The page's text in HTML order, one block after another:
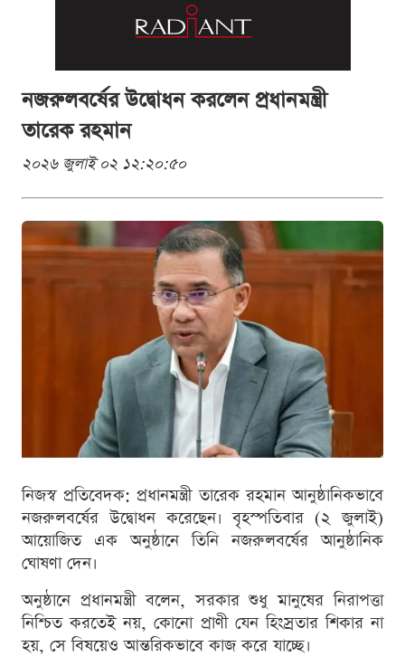
নজরুলবর্ষের উদ্বোধন করলেন প্রধানমন্ত্রী
তারেক রহমান
২০২৬ জুলাই ০২ ১২:২০:৫০
নিজস্ব প্রতিবেদক: প্রধানমন্ত্রী তারেক রহমান আনুষ্ঠানিকভাবে
নজরুলবর্ষের উদ্বোধন করেছেন। বৃহস্পতিবার (২ জুলাই)
আয়োজিত এক অনুষ্ঠানে তিনি নজরুলবর্ষের আনুষ্ঠানিক
ঘোষণা দেন।
অনুষ্ঠানে প্রধানমন্ত্রী বলেন, সরকার শুধু মানুষের নিরাপত্তা
নিশ্চিত করতেই নয়, কোনো প্রাণী যেন হিংস্রতার শিকার না
হয়, সে বিষয়েও আন্তরিকভাবে কাজ করে যাচ্ছে।